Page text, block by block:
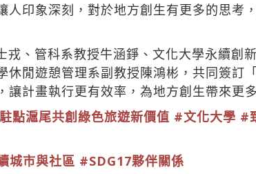
人印象深刻，對於地方創生有更多的思考
、管科系教授牛涵錚、文化大學永續創
閒遊憩管理系副教授陳鴻彬，共同簽訂
計畫執行更有效率，為地方創生帶來更
點滬尾共創綠色旅遊新價值 #文化大學 #
城市與社區 #SDG17夥伴關係